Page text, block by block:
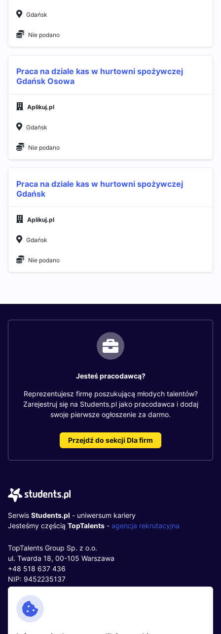
Gdańsk
Nie podano
Praca na dziale kas w hurtowni spożywczej
Gdańsk Osowa
Aplikuj.pl
Gdańsk
Nie podano
Praca na dziale kas w hurtowni spożywczej
Gdańsk
Aplikuj.pl
Gdańsk
Nie podano
Jesteś pracodawcą?
Reprezentujesz firmę poszukującą młodych talentów?
Zarejestruj się na Students.pl jako pracodawca i dodaj
swoje pierwsze ogłoszenie za darmo.
Przejdź do sekcji Dla firm
Serwis Students.pl - uniwersum kariery
Jesteśmy częścią TopTalents - agencja rekrutacyjna
TopTalents Group Sp. z o.o.
ul. Twarda 18, 00-105 Warszawa
+48 518 637 436
NIP: 9452235137
Kontakt
Facebook